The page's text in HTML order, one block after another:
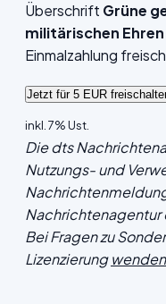
Überschrift Grüne
militärischen
Einmalzahlung
inkl. 7% Ust.
Die dts
Nutzungs- und
Bei Fragen zu
Lizenzierung